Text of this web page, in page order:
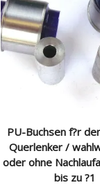
PU-Buchsen f?r
Querlenker /
oder ohne
bis zu ?1